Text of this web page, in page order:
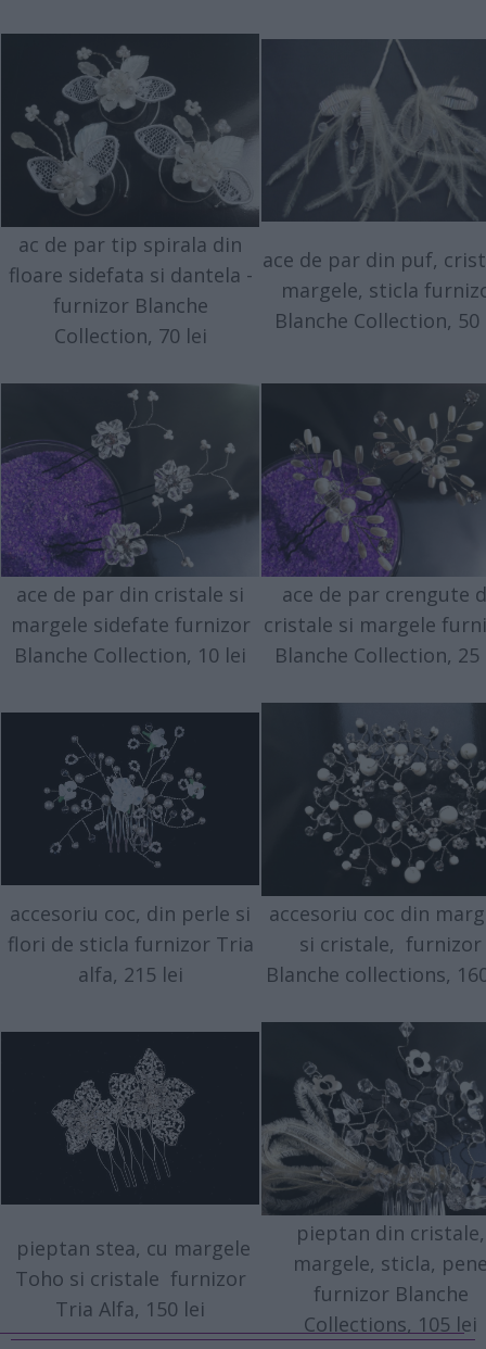
ac de par tip spirala din
floare sidefata si dantela -
furnizor Blanche
Collection, 70 lei
ace de par din puf,
margele, sticla
Blanche Collection, 50
ace de par din cristale si
margele sidefate furnizor
Blanche Collection, 10 lei
ace de par crengute
cristale si margele
Blanche Collection, 25
accesoriu coc, din perle si
flori de sticla furnizor Tria
alfa, 215 lei
accesoriu coc din
si cristale, furnizor
Blanche collections,
pieptan stea, cu margele
Toho si cristale furnizor
Tria Alfa, 150 lei
pieptan din cristale,
margele, sticla,
furnizor Blanche
Collections, 105 lei